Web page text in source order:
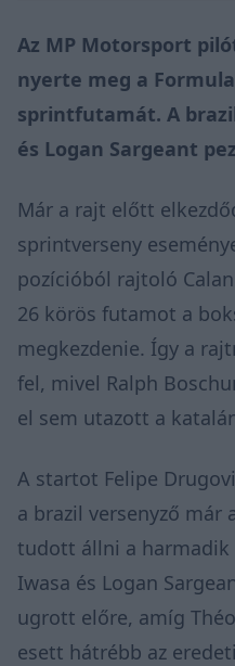
Az MP Motorsport
nyerte meg a
sprintfutamát. A
és Logan Sargeant
Már a rajt előtt
sprintverseny
pozícióból rajtoló
26 körös futamot a
megkezdenie. Így a
fel, mivel Ralph
el sem utazott a
A startot Felipe
a brazil versenyző már
tudott állni a
Iwasa és Logan
ugrott előre, amíg
esett hátrébb az